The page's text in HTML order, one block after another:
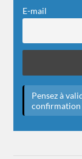
E-mail